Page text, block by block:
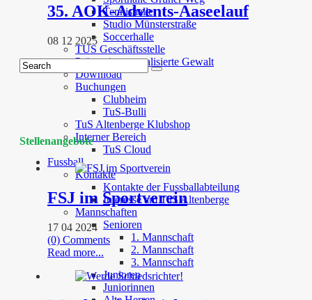
Tennishalle
Studio Münsterstraße
Soccerhalle
TUS Geschäftsstelle
Prävention sexualisierte Gewalt
Download
Buchungen
Clubheim
TuS-Bulli
TuS Altenberge Klubshop
Interner Bereich
TuS Cloud
Fussball
Kontakte
Kontakte der Fussballabteilung
Interesse am TuS Altenberge
Mannschaften
Senioren
1. Mannschaft
2. Mannschaft
3. Mannschaft
Junioren
Juniorinnen
35. AOK-Advents-Aaseelauf
08 12 2025
Stellenangebote
FSJ im Sportverein
17 04 2024
(0) Comments
Read more...